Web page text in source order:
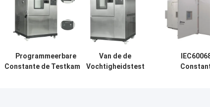
Programmeerbare
Constante de Testkamer
Van de de
Vochtigheidstest